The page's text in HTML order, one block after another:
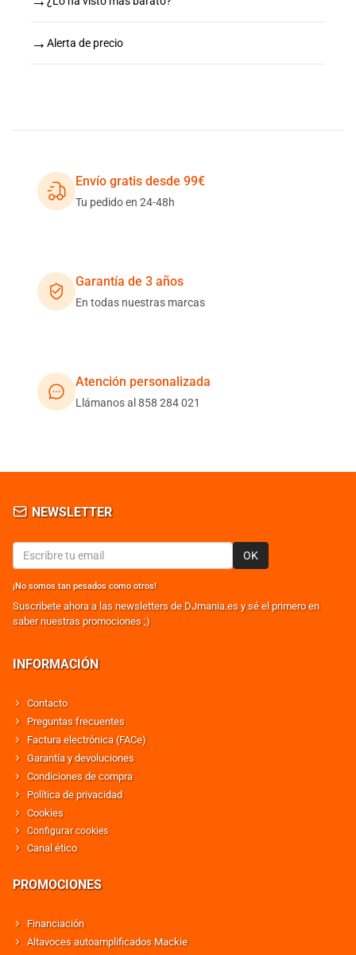
→ Alerta de precio
Envío gratis desde 99€
Tu pedido en 24-48h
Garantía de 3 años
En todas nuestras marcas
Atención personalizada
Llámanos al 858 284 021
NEWSLETTER
OK
¡No somos tan pesados como otros!
Suscribete ahora a las newsletters de DJmania.es y sé el primero en
saber nuestras promociones ;)
INFORMACIÓN
Contacto
Preguntas frecuentes
Factura electrónica (FACe)
Garantía y devoluciones
Condiciones de compra
Política de privacidad
Cookies
Configurar cookies
Canal ético
PROMOCIONES
Financiación
Altavoces autoamplificados Mackie